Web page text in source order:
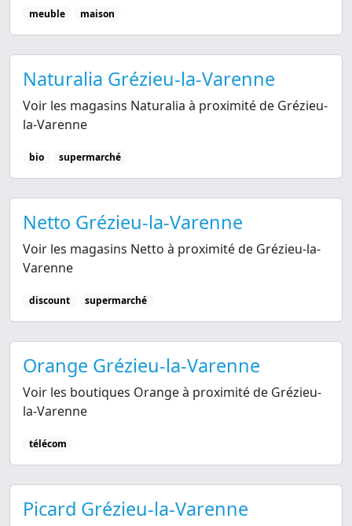
meuble maison
Naturalia Grézieu-la-Varenne
Voir les magasins Naturalia à proximité de Grézieu-
la-Varenne
bio supermarché
Netto Grézieu-la-Varenne
Voir les magasins Netto à proximité de Grézieu-la-
Varenne
discount supermarché
Orange Grézieu-la-Varenne
Voir les boutiques Orange à proximité de Grézieu-
la-Varenne
télécom
Picard Grézieu-la-Varenne